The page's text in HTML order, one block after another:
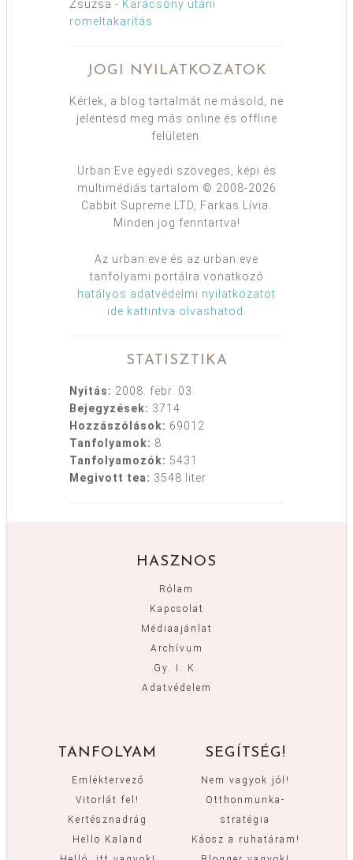
Zsuzsa - Karácsony utáni
romeltakarítás
JOGI NYILATKOZATOK
Kérlek, a blog tartalmát ne másold, ne
jelentesd meg más online és offline
felületen.
Urban:Eve egyedi szöveges, képi és
multimédiás tartalom © 2008-2026
Cabbit Supreme LTD, Farkas Lívia.
Minden jog fenntartva!
Az urban:eve és az urban:eve
tanfolyami portálra vonatkozó
hatályos adatvédelmi nyilatkozatot
ide kattintva olvashatod
STATISZTIKA
Nyitás: 2008. febr. 03.
Bejegyzések: 3714
Hozzászólások: 69012
Tanfolyamok: 8
Tanfolyamozók: 5431
Megivott tea: 3548 liter
HASZNOS
Rólam
Kapcsolat
Médiaajánlat
Archívum
Gy. I. K.
Adatvédelem
TANFOLYAM
Emléktervező
Vitorlát fel!
Kertésznadrág
Hello Kaland
SEGÍTSÉG!
Nem vagyok jól!
Otthonmunka-
stratégia
Káosz a ruhatáram!